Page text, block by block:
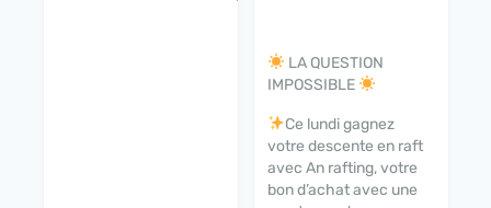
LA QUESTION
IMPOSSIBLE
Ce lundi gagnez
votre descente en raft
avec An rafting, votre
bon d’achat avec une